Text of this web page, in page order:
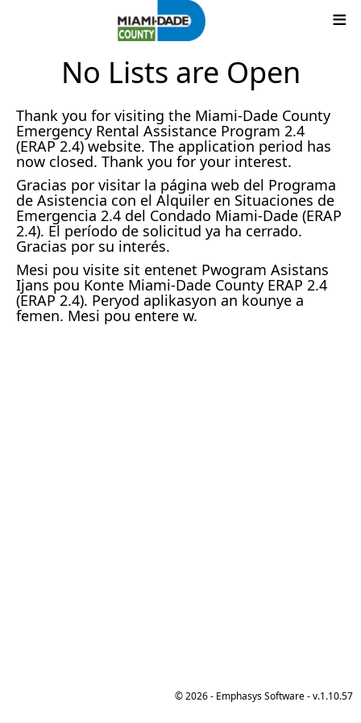
No Lists are Open
Thank you for visiting the Miami-Dade County
Emergency Rental Assistance Program 2.4
(ERAP 2.4) website. The application period has
now closed. Thank you for your interest.
Gracias por visitar la página web del Programa
de Asistencia con el Alquiler en Situaciones de
Emergencia 2.4 del Condado Miami-Dade (ERAP
2.4). El período de solicitud ya ha cerrado.
Gracias por su interés.
Mesi pou visite sit entenet Pwogram Asistans
Ijans pou Konte Miami-Dade County ERAP 2.4
(ERAP 2.4). Peryod aplikasyon an kounye a
femen. Mesi pou entere w.
© 2026 - Emphasys Software - v.1.10.57